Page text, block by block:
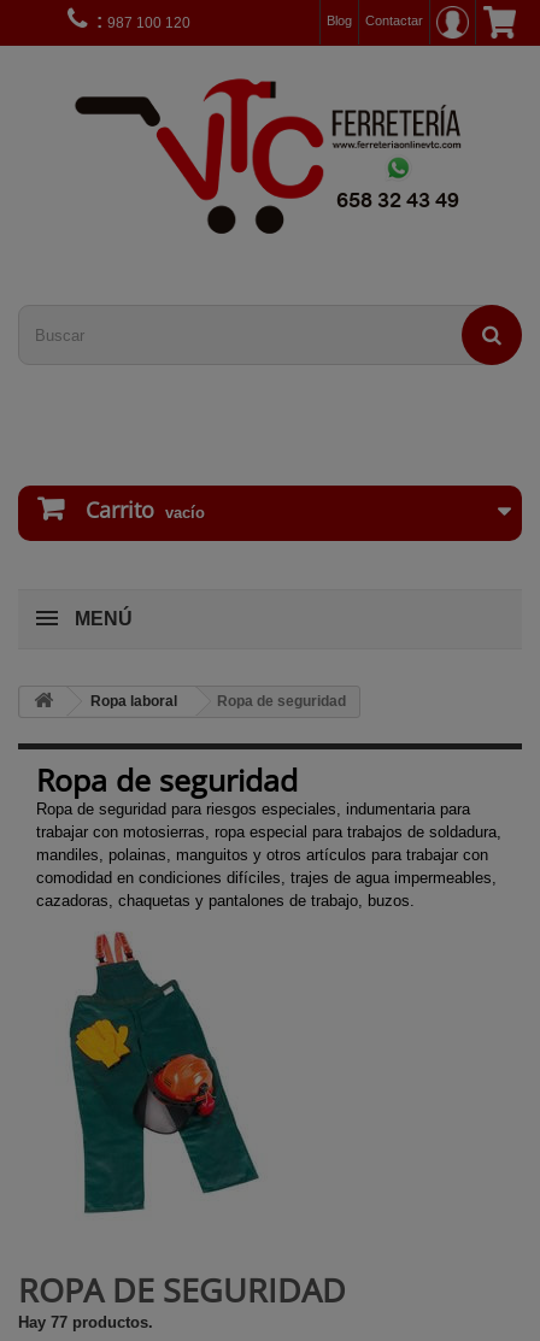
Contactar
: 987 100 120 Blog
Carrito vacío
MENÚ
Ropa laboral Ropa de seguridad
Ropa de seguridad
Ropa de seguridad para riesgos especiales, indumentaria para
trabajar con motosierras, ropa especial para trabajos de soldadura,
mandiles, polainas, manguitos y otros artículos para trabajar con
comodidad en condiciones difíciles, trajes de agua impermeables,
cazadoras, chaquetas y pantalones de trabajo, buzos.
ROPA DE SEGURIDAD
Hay 77 productos.